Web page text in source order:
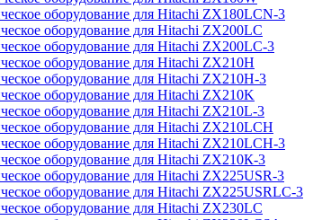
оборудование для Hitachi ZX180LCN-3
оборудование для Hitachi ZX200LC
оборудование для Hitachi ZX200LC-3
оборудование для Hitachi ZX210H
оборудование для Hitachi ZX210H-3
оборудование для Hitachi ZX210K
оборудование для Hitachi ZX210L-3
оборудование для Hitachi ZX210LCH
оборудование для Hitachi ZX210LCH-3
оборудование для Hitachi ZX210К-3
оборудование для Hitachi ZX225USR-3
оборудование для Hitachi ZX225USRLC-3
оборудование для Hitachi ZX230LC